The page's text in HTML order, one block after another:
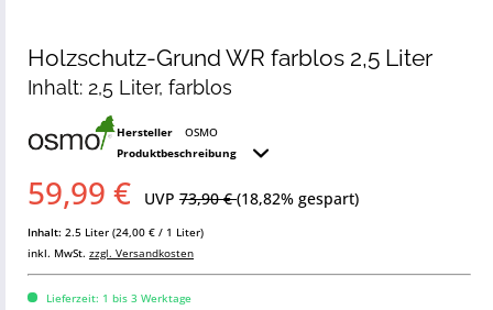
Holzschutz-Grund WR farblos 2,5 Liter
Inhalt: 2,5 Liter, farblos
Hersteller
OSMO
Produktbeschreibung
59,99 € UVP 73,90 €(18,82% gespart)
Inhalt: 2.5 Liter (24,00 € / 1 Liter)
inkl. MwSt. zzgl. Versandkosten
Lieferzeit: 1 bis 3 Werktage